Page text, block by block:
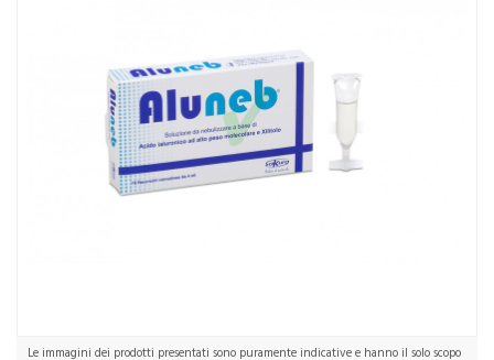
Le immagini dei prodotti presentati sono puramente indicative e hanno il solo scopo